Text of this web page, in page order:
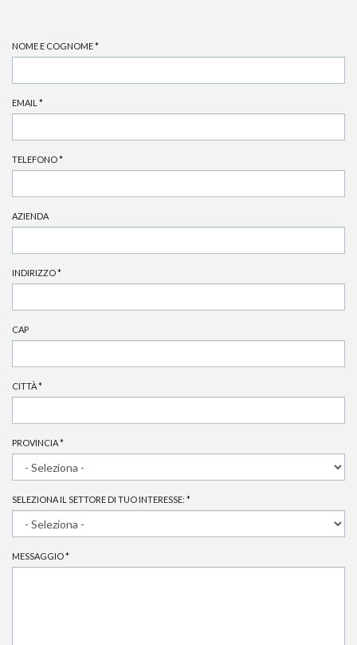
NOME E COGNOME*
EMAIL *
TELEFONO*
AZIENDA
INDIRIZZO*
CAP
CITTÀ*
PROVINCIA*
SELEZIONA IL SETTORE DI TUO INTERESSE: *
MESSAGGIO*